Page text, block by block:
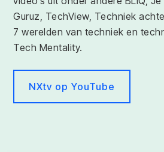
Guruz, TechView, Techniek
7 werelden van techniek en
Tech Mentality.
NXtv op YouTube